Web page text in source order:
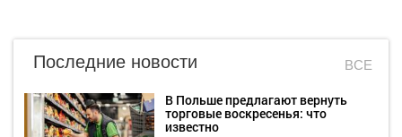
Последние новости ВСЕ
В Польше предлагают вернуть
торговые воскресенья: что
известно